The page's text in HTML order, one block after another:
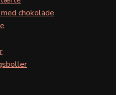
chokolade